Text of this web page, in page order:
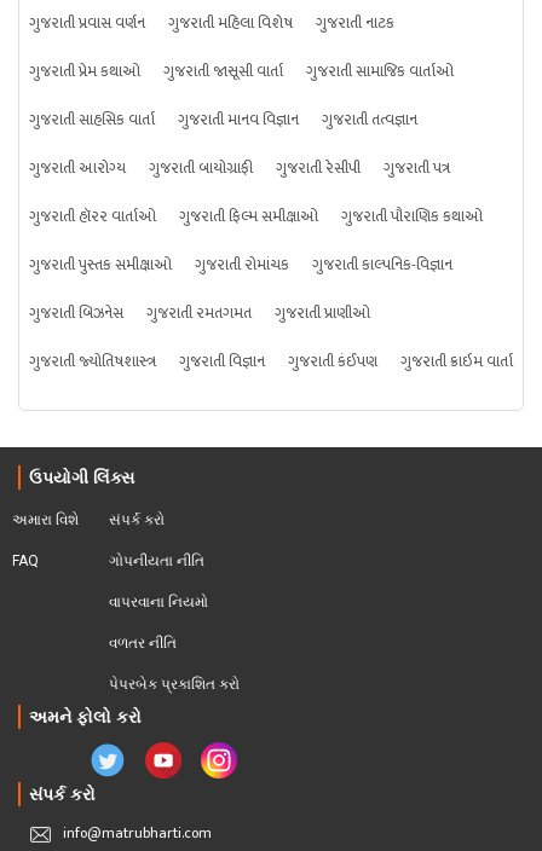
ગુજરાતી પ્રવાસ વર્ણન
ગુજરાતી મહિલા વિશેષ
ગુજરાતી નાટક
ગુજરાતી પ્રેમ કથાઓ
ગુજરાતી જાસૂસી વાર્તા
ગુજરાતી સામાજિક વાર્તાઓ
ગુજરાતી સાહસિક વાર્તા
ગુજરાતી માનવ વિજ્ઞાન
ગુજરાતી તત્વજ્ઞાન
ગુજરાતી આરોગ્ય
ગુજરાતી બાયોગ્રાફી ગુજરાતી રેસીપી
ગુજરાતી પત્ર
ગુજરાતી હૉરર વાર્તાઓ
ગુજરાતી ફિલ્મ સમીક્ષાઓ
ગુજરાતી પૌરાણિક કથાઓ
ગુજરાતી પુસ્તક સમીક્ષાઓ
ગુજરાતી રોમાંચક
ગુજરાતી કાલ્પનિક-વિજ્ઞાન
ગુજરાતી બિઝનેસ
ગુજરાતી રમતગમત
ગુજરાતી પ્રાણીઓ
ગુજરાતી જ્યોતિષશાસ્ત્ર
ગુજરાતી વિજ્ઞાન ગુજરાતી કંઈપણ ગુજરાતી ક્રાઇમ વાર્તા
ઉપયોગી લિંક્સ
અમારા વિશે
FAQ
સંપર્ક કરો
ગોપનીયતા નીતિ
વાપરવાના નિયમો
વળતર નીતિ
પેપરબેક પ્રકાશિત કરો
અમને ફોલો કરો
સંપર્ક કરો
info@matrubharti.com